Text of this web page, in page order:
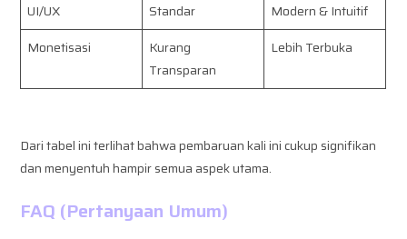
UI/UX Standar
Modern & Intuitif
Monetisasi
Kurang
Transparan
Lebih Terbuka
Dari tabel ini terlihat bahwa pembaruan kali ini cukup signifikan
dan menyentuh hampir semua aspek utama.
FAQ (Pertanyaan Umum)